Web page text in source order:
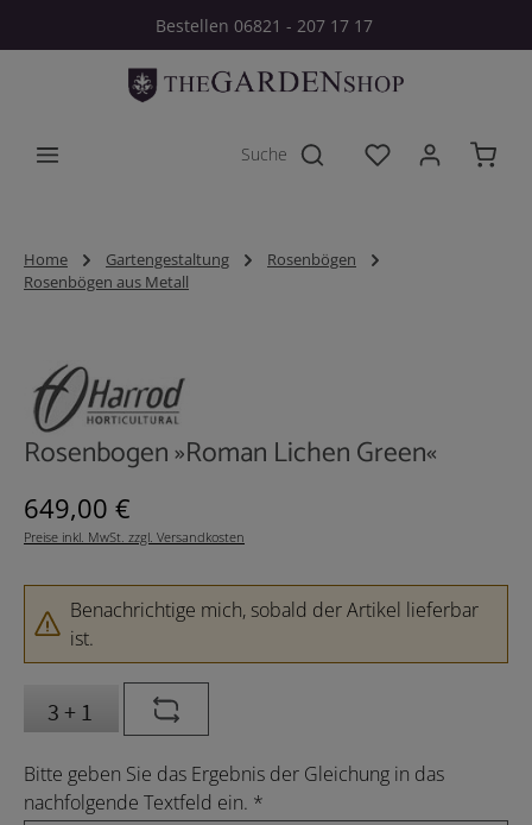
Zum Hauptinhalt springenBestellen 06821 - 207 17 17
Du hast 0
Home Gartengestaltung
Rosenbögen
Rosenbögen aus Metall
Rosenbogen »Roman Lichen Green«
Regulärer Preis:
649,00 €
Preise inkl. MwSt. zzgl. Versandkosten
Benachrichtige mich, sobald der Artikel lieferbar
ist.
Bitte geben Sie das Ergebnis der Gleichung in das
nachfolgende Textfeld ein. *